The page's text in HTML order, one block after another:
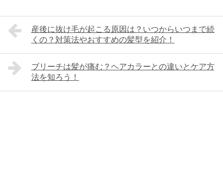
産後に抜け毛が起こる原因は？いつからいつまで続
くの？対策法やおすすめの髪型を紹介！
ブリーチは髪が痛む？ヘアカラーとの違いとケア方
法を知ろう！